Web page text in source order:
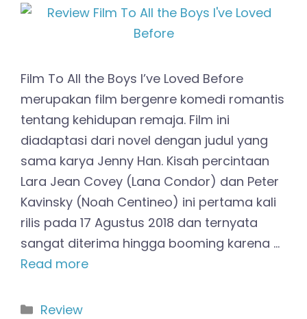
Film To All the Boys I’ve Loved Before
merupakan film bergenre komedi romantis
tentang kehidupan remaja. Film ini
diadaptasi dari novel dengan judul yang
sama karya Jenny Han. Kisah percintaan
Lara Jean Covey (Lana Condor) dan Peter
Kavinsky (Noah Centineo) ini pertama kali
rilis pada 17 Agustus 2018 dan ternyata
sangat diterima hingga booming karena …
Read more
Kategori
Review